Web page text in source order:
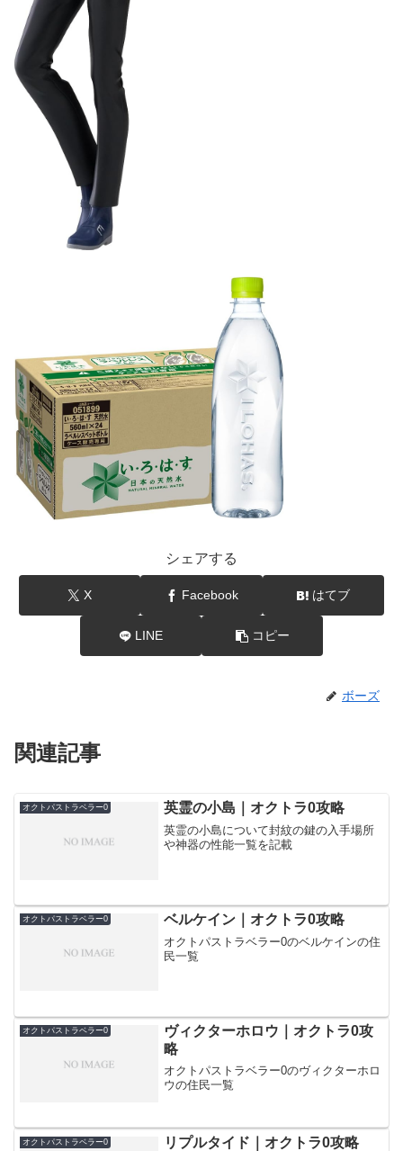
シェアする
X Facebook はてブ
LINE コピー
ボーズ
関連記事
オクトパストラベラー0 英霊の小島｜オクトラ0攻略
英霊の小島について封紋の鍵の入手場所
や神器の性能一覧を記載
オクトパストラベラー0 ベルケイン｜オクトラ0攻略
オクトパストラベラー0のベルケインの住
民一覧
オクトパストラベラー0
ヴィクターホロウ｜オクトラ0攻
略
オクトパストラベラー0のヴィクターホロ
ウの住民一覧
オクトパストラベラー0 リプルタイド｜オクトラ0攻略